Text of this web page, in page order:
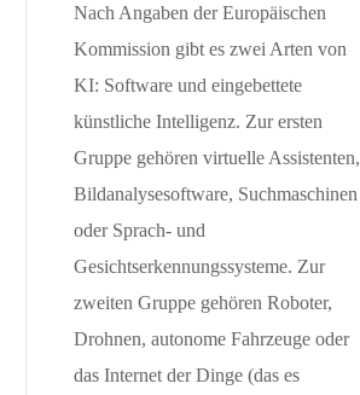
Nach Angaben der Europäischen
Kommission gibt es zwei Arten von
KI: Software und eingebettete
künstliche Intelligenz. Zur ersten
Gruppe gehören virtuelle Assistenten,
Bildanalysesoftware, Suchmaschinen
oder Sprach- und
Gesichtserkennungssysteme. Zur
zweiten Gruppe gehören Roboter,
Drohnen, autonome Fahrzeuge oder
das Internet der Dinge (das es